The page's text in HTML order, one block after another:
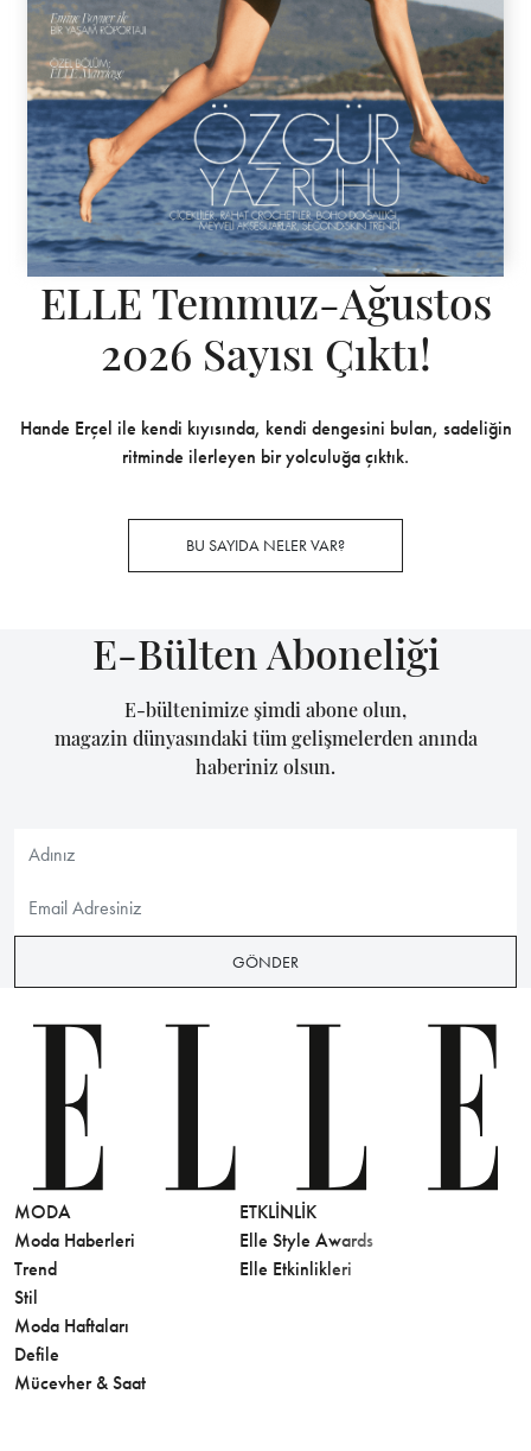
ELLE Temmuz-Ağustos
2026 Sayısı Çıktı!
Hande Erçel ile kendi kıyısında, kendi dengesini bulan, sadeliğin
ritminde ilerleyen bir yolculuğa çıktık.
BU SAYIDA NELER VAR?
E-Bülten Aboneliği
E-bültenimize şimdi abone olun,
magazin dünyasındaki tüm gelişmelerden anında
haberiniz olsun.
GÖNDER
MODA
Moda Haberleri
Trend
Stil
Moda Haftaları
Defile
Mücevher & Saat
ETKLINLIK
Elle Style Awards
Elle Etkinlikleri